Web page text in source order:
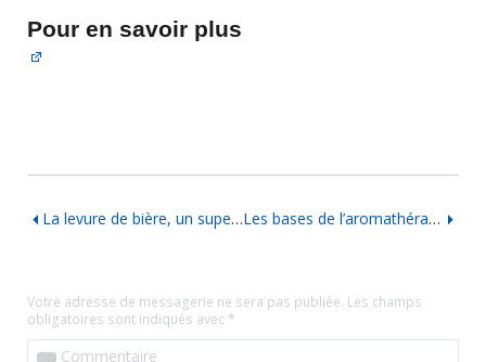
Pour en savoir plus
La levure de bière, un super-aliment Les bases de l’aromathérapie
Votre adresse de messagerie ne sera pas publiée. Les champs
obligatoires sont indiqués avec *
Commentaire